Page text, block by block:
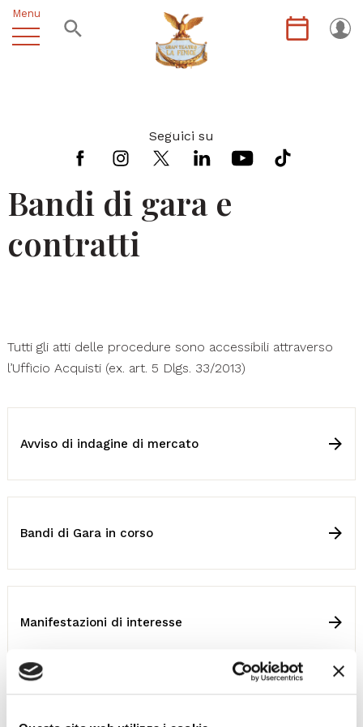
Menu
Seguici su
Bandi di gara e
contratti
Tutti gli atti delle procedure sono accessibili attraverso
l’Ufficio Acquisti (ex. art. 5 Dlgs. 33/2013)
Avviso di indagine di mercato
Bandi di Gara in corso
Manifestazioni di interesse